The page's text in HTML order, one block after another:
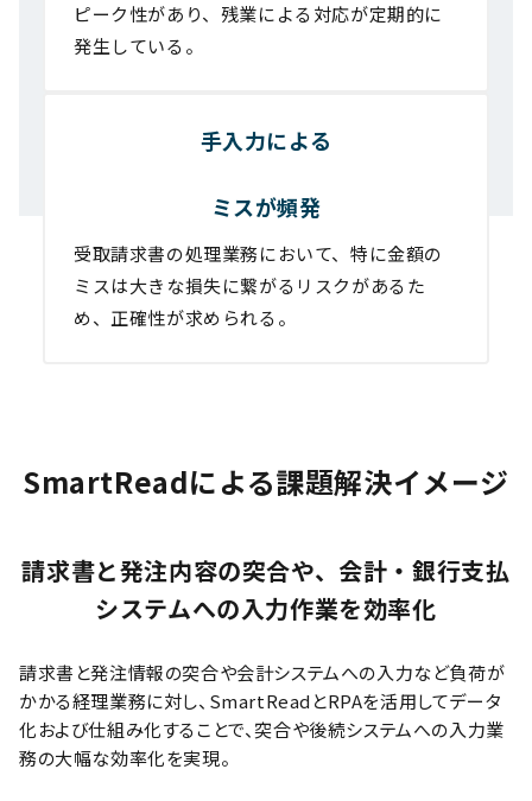
ピーク性があり、残業による対応が定期的に
発生している。
手入力による
ミスが頻発
受取請求書の処理業務において、特に金額の
ミスは大きな損失に繋がるリスクがあるた
め、正確性が求められる。
SmartReadによる課題解決イメージ
請求書と発注内容の突合や、会計・銀行支払
システムへの入力作業を効率化
請求書と発注情報の突合や会計システムへの入力など負荷が
かかる経理業務に対し、SmartReadとRPAを活用してデータ
化および仕組み化することで、突合や後続システムへの入力業
務の大幅な効率化を実現。